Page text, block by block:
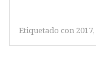
Etiquetado con 2017,